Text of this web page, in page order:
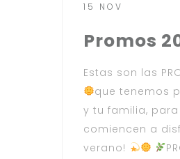
15 NOV
Promos
Estas son las
que tenemos
y tu familia,
comiencen a
verano!